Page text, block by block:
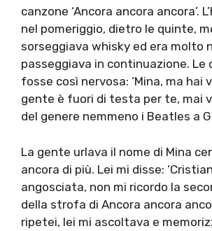
canzone ‘Ancora ancora ancora’.
nel pomeriggio, dietro le quinte,
sorseggiava whisky ed era molto
passeggiava in continuazione. Le
fosse così nervosa: ‘Mina, ma hai
gente è fuori di testa per te, mai
del genere nemmeno i Beatles a
La gente urlava il nome di Mina
ancora di più. Lei mi disse:
angosciata, non mi ricordo la
della strofa di Ancora ancora
ripetei, lei mi ascoltava e